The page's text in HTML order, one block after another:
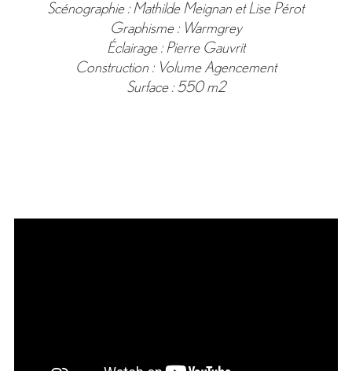
Scénographie : Mathilde Meignan et Lise Pérot
Graphisme : Warmgrey
Éclairage : Pierre Gauvrit
Construction : Volume Agencement
Surface : 550 m2